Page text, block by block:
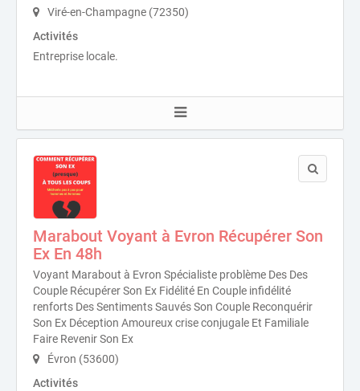
Viré-en-Champagne (72350)
Activités
Entreprise locale.
Marabout Voyant à Evron Récupérer Son
Ex En 48h
Voyant Marabout à Evron Spécialiste problème Des Des
Couple Récupérer Son Ex Fidélité En Couple infidélité
renforts Des Sentiments Sauvés Son Couple Reconquérir
Son Ex Déception Amoureux crise conjugale Et Familiale
Faire Revenir Son Ex
Évron (53600)
Activités